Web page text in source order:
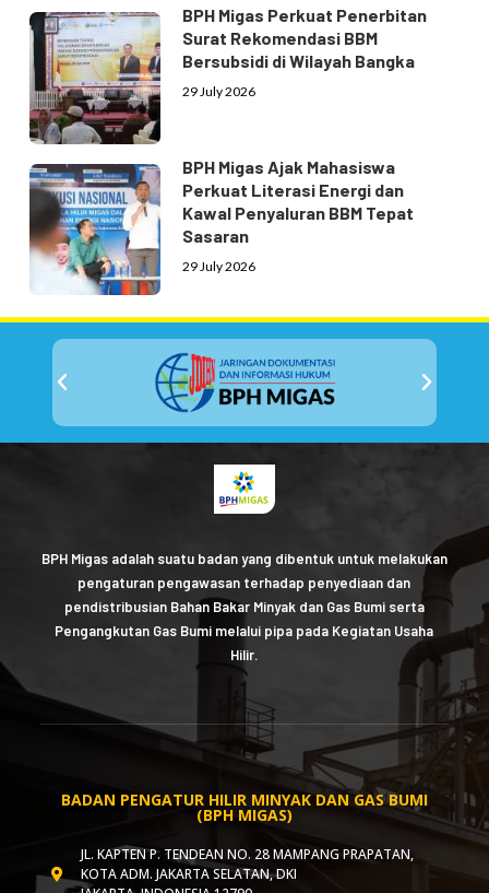
BPH Migas Perkuat Penerbitan
Surat Rekomendasi BBM
Bersubsidi di Wilayah Bangka
29 July 2026
BPH Migas Ajak Mahasiswa
Perkuat Literasi Energi dan
Kawal Penyaluran BBM Tepat
Sasaran
29 July 2026
BPH Migas adalah suatu badan yang dibentuk untuk melakukan
pengaturan pengawasan terhadap penyediaan dan
pendistribusian Bahan Bakar Minyak dan Gas Bumi serta
Pengangkutan Gas Bumi melalui pipa pada Kegiatan Usaha
Hilir.
BADAN PENGATUR HILIR MINYAK DAN GAS BUMI
(BPH MIGAS)
JL. KAPTEN P. TENDEAN NO. 28 MAMPANG PRAPATAN,
KOTA ADM. JAKARTA SELATAN, DKI